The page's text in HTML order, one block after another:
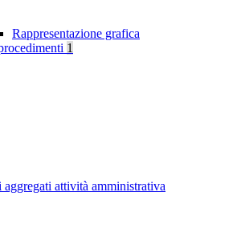
Rappresentazione grafica
1
aggregati attività amministrativa